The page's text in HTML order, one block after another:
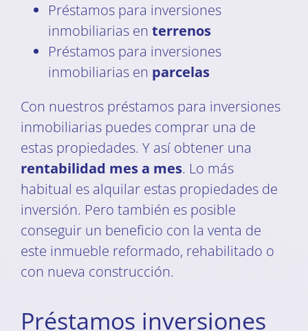
Préstamos para inversiones
inmobiliarias en terrenos
Préstamos para inversiones
inmobiliarias en parcelas
Con nuestros préstamos para inversiones
inmobiliarias puedes comprar una de
estas propiedades. Y así obtener una
rentabilidad mes a mes. Lo más
habitual es alquilar estas propiedades de
inversión. Pero también es posible
conseguir un beneficio con la venta de
este inmueble reformado, rehabilitado o
con nueva construcción.
Préstamos inversiones